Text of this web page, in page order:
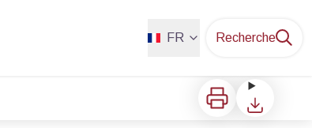
FR Recherche
ImprimerTélécharger